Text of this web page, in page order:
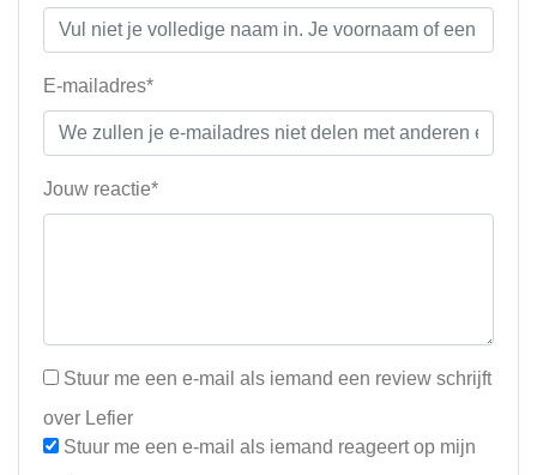
E-mailadres*
Jouw reactie*
Stuur me een e-mail als iemand een review schrijft
over Lefier
Stuur me een e-mail als iemand reageert op mijn